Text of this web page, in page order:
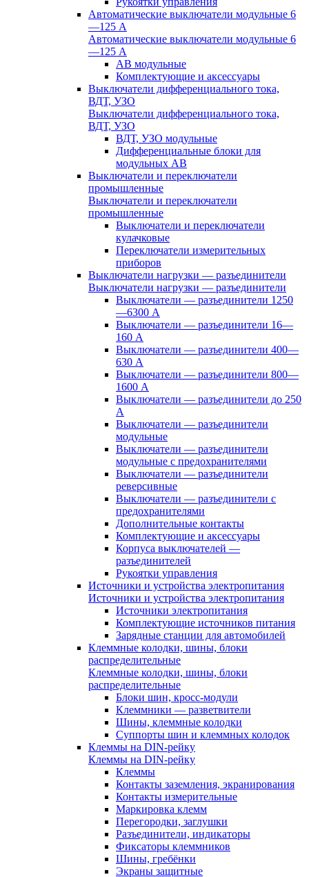
Автоматические выключатели модульные 6
—125 А
Автоматические выключатели модульные 6
—125 А
АВ модульные
Комплектующие и аксессуары
Выключатели дифференциального тока,
ВДТ, УЗО
Выключатели дифференциального тока,
ВДТ, УЗО
ВДТ, УЗО модульные
Дифференциальные блоки для
модульных АВ
Выключатели и переключатели
промышленные
Выключатели и переключатели
промышленные
Выключатели и переключатели
кулачковые
Переключатели измерительных
приборов
Выключатели нагрузки — разъединители
Выключатели нагрузки — разъединители
Выключатели — разъединители 1250
—6300 А
Выключатели — разъединители 16—
160 А
Выключатели — разъединители 400—
630 А
Выключатели — разъединители 800—
1600 А
Выключатели — разъединители до 250
А
Выключатели — разъединители
модульные
Выключатели — разъединители
модульные с предохранителями
Выключатели — разъединители
реверсивные
Выключатели — разъединители с
предохранителями
Дополнительные контакты
Комплектующие и аксессуары
Корпуса выключателей —
разъединителей
Рукоятки управления
Источники и устройства электропитания
Источники и устройства электропитания
Источники электропитания
Комплектующие источников питания
Зарядные станции для автомобилей
Клеммные колодки, шины, блоки
распределительные
Клеммные колодки, шины, блоки
распределительные
Блоки шин, кросс-модули
Клеммники — разветвители
Шины, клеммные колодки
Суппорты шин и клеммных колодок
Клеммы на DIN-рейку
Клеммы на DIN-рейку
Клеммы
Контакты заземления, экранирования
Контакты измерительные
Маркировка клемм
Перегородки, заглушки
Разъединители, индикаторы
Фиксаторы клеммников
Шины, гребёнки
Экраны защитные